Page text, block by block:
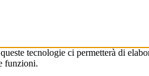
tecnologie ci permetterà di
funzioni.